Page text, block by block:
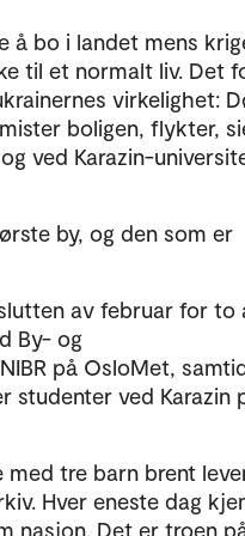
å bo i landet mens
til et normalt liv. Det
virkelighet:
boligen, flykter,
ved Karazin-
by, og den som er
av februar for to
By- og
på OsloMet,
studenter ved Karazin
med tre barn brent
Hver eneste dag
nasjon. Det er troen